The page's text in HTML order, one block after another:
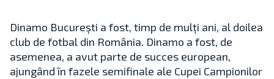
Dinamo București a fost, timp de mulți ani, al doilea
club de fotbal din România. Dinamo a fost, de
asemenea, a avut parte de succes european,
ajungând în fazele semifinale ale Cupei Campionilor